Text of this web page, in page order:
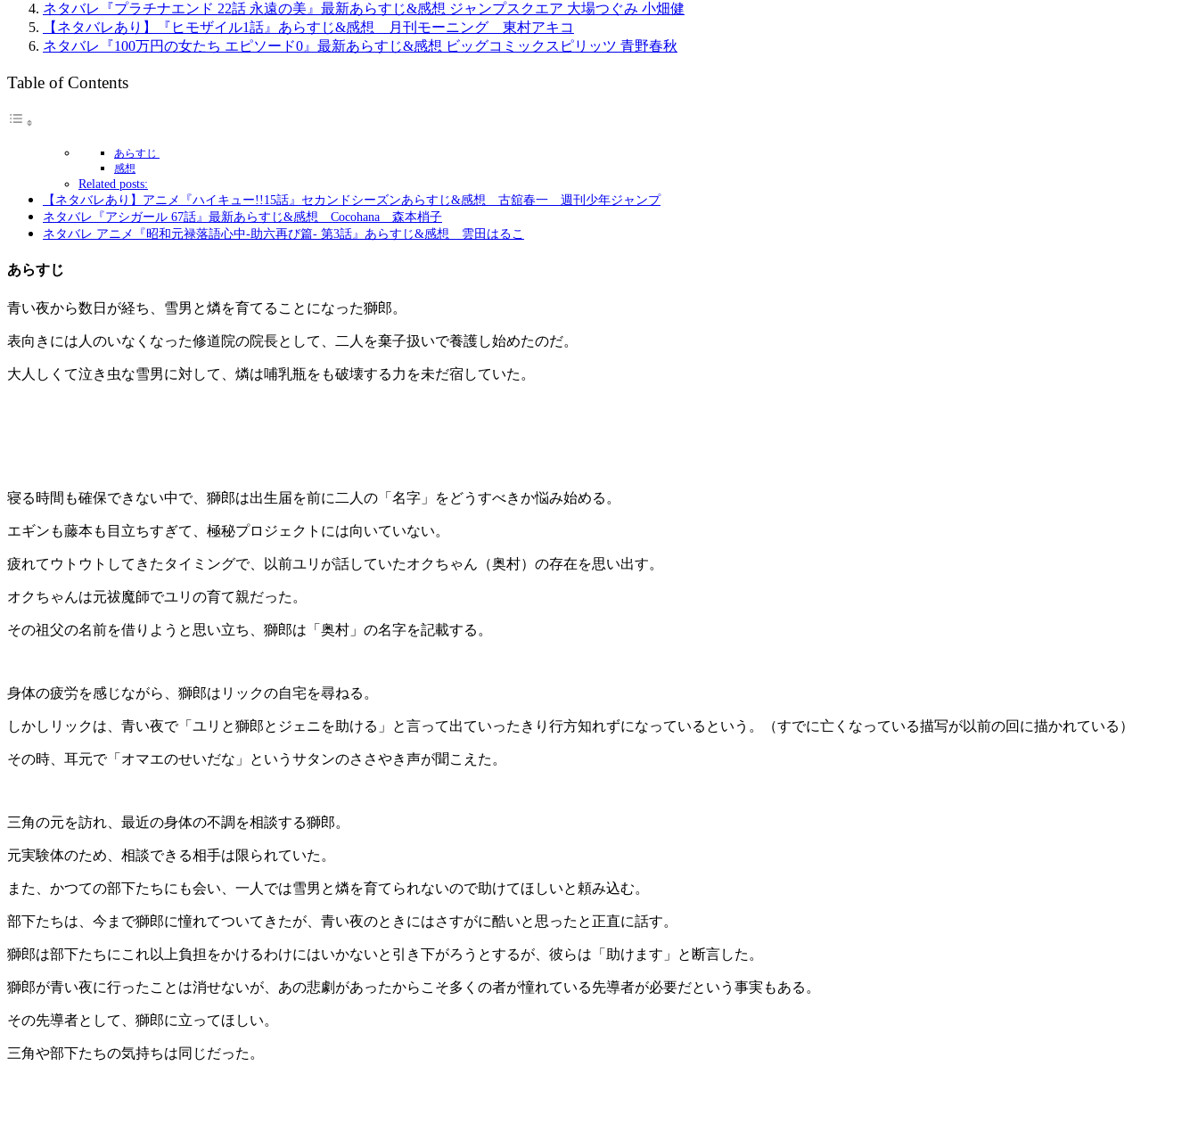
ネタバレ『プラチナエンド 22話 永遠の美』最新あらすじ&感想 ジャンプスクエア 大場つぐみ 小畑健
【ネタバレあり】『ヒモザイル1話』あらすじ&感想 月刊モーニング 東村アキコ
ネタバレ『100万円の女たち エピソード0』最新あらすじ&感想 ビッグコミックスピリッツ 青野春秋
Table of Contents
あらすじ
感想
Related posts:
【ネタバレあり】アニメ『ハイキュー!!15話』セカンドシーズンあらすじ&感想 古舘春一 週刊少年ジャンプ
ネタバレ『アシガール 67話』最新あらすじ&感想 Cocohana 森本梢子
ネタバレ アニメ『昭和元禄落語心中-助六再び篇- 第3話』あらすじ&感想 雲田はるこ
あらすじ
青い夜から数日が経ち、雪男と燐を育てることになった獅郎。
表向きには人のいなくなった修道院の院長として、二人を棄子扱いで養護し始めたのだ。
大人しくて泣き虫な雪男に対して、燐は哺乳瓶をも破壊する力を未だ宿していた。
寝る時間も確保できない中で、獅郎は出生届を前に二人の「名字」をどうすべきか悩み始める。
エギンも藤本も目立ちすぎて、極秘プロジェクトには向いていない。
疲れてウトウトしてきたタイミングで、以前ユリが話していたオクちゃん（奥村）の存在を思い出す。
オクちゃんは元祓魔師でユリの育て親だった。
その祖父の名前を借りようと思い立ち、獅郎は「奥村」の名字を記載する。
身体の疲労を感じながら、獅郎はリックの自宅を尋ねる。
しかしリックは、青い夜で「ユリと獅郎とジェニを助ける」と言って出ていったきり行方知れずになっているという。（すでに亡くなっている描写が以前の回に描かれている）
その時、耳元で「オマエのせいだな」というサタンのささやき声が聞こえた。
三角の元を訪れ、最近の身体の不調を相談する獅郎。
元実験体のため、相談できる相手は限られていた。
また、かつての部下たちにも会い、一人では雪男と燐を育てられないので助けてほしいと頼み込む。
部下たちは、今まで獅郎に憧れてついてきたが、青い夜のときにはさすがに酷いと思ったと正直に話す。
獅郎は部下たちにこれ以上負担をかけるわけにはいかないと引き下がろうとするが、彼らは「助けます」と断言した。
獅郎が青い夜に行ったことは消せないが、あの悲劇があったからこそ多くの者が憧れている先導者が必要だという事実もある。
その先導者として、獅郎に立ってほしい。
三角や部下たちの気持ちは同じだった。